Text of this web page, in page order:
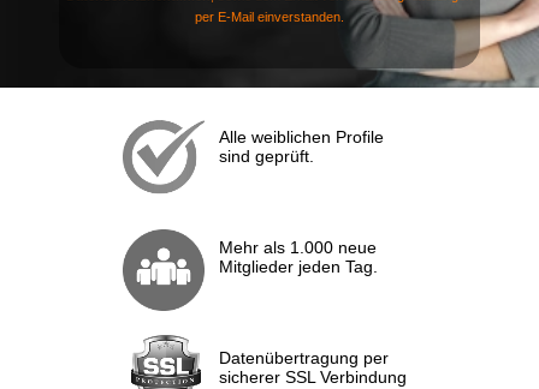
per E-Mail einverstanden.
Alle weiblichen Profile
sind geprüft.
Mehr als 1.000 neue
Mitglieder jeden Tag.
Datenübertragung per
sicherer SSL Verbindung